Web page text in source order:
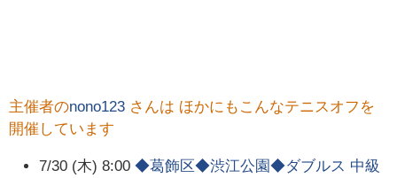
主催者のnono123 さんは ほかにもこんなテニスオフを
開催しています
7/30 (木) 8:00 ◆葛飾区◆渋江公園◆ダブルス 中級